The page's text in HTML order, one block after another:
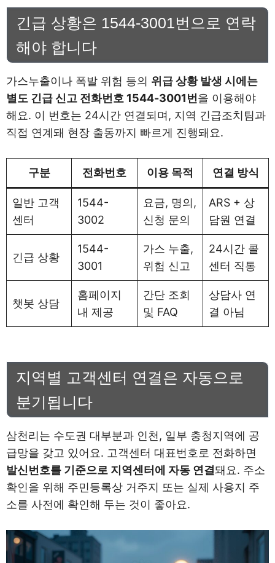
긴급 상황은 1544-3001번으로 연락
해야 합니다
가스누출이나 폭발 위험 등의 위급 상황 발생 시에는
별도 긴급 신고 전화번호 1544-3001번을 이용해야
해요. 이 번호는 24시간 연결되며, 지역 긴급조치팀과
직접 연계돼 현장 출동까지 빠르게 진행돼요.
구분 전화번호 이용 목적 연결 방식
일반 고객
센터
1544-
3002
요금, 명의,
신청 문의
ARS + 상
담원 연결
긴급 상황
1544-
3001
가스 누출,
위험 신고
24시간 콜
센터 직통
챗봇 상담
홈페이지
내 제공
간단 조회
및 FAQ
상담사 연
결 아님
지역별 고객센터 연결은 자동으로
분기됩니다
삼천리는 수도권 대부분과 인천, 일부 충청지역에 공
급망을 갖고 있어요. 고객센터 대표번호로 전화하면
발신번호를 기준으로 지역센터에 자동 연결돼요. 주소
확인을 위해 주민등록상 거주지 또는 실제 사용지 주
소를 사전에 확인해 두는 것이 좋아요.